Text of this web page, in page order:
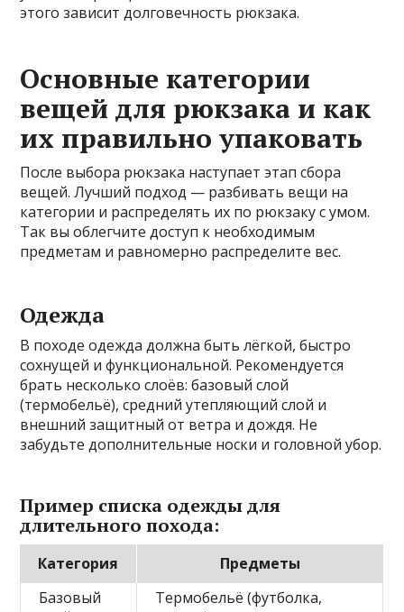
этого зависит долговечность рюкзака.
Основные категории
вещей для рюкзака и как
их правильно упаковать
После выбора рюкзака наступает этап сбора
вещей. Лучший подход — разбивать вещи на
категории и распределять их по рюкзаку с умом.
Так вы облегчите доступ к необходимым
предметам и равномерно распределите вес.
Одежда
В походе одежда должна быть лёгкой, быстро
сохнущей и функциональной. Рекомендуется
брать несколько слоёв: базовый слой
(термобельё), средний утепляющий слой и
внешний защитный от ветра и дождя. Не
забудьте дополнительные носки и головной убор.
Пример списка одежды для
длительного похода:
Категория
Предметы
Базовый
Термобельё (футболка,